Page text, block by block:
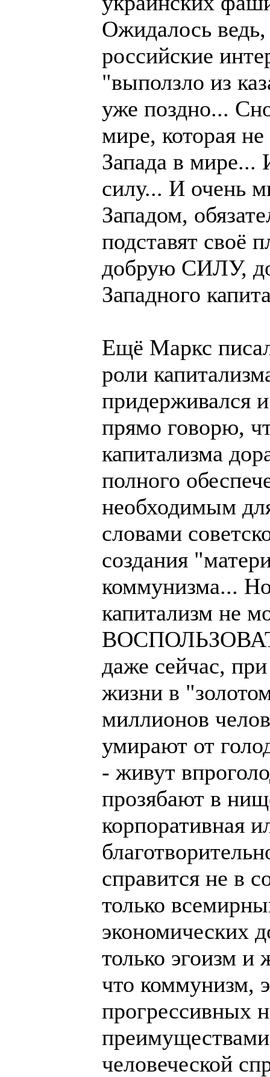
Ожидалось ведь,
российские
"выползло из
уже поздно...
мире, которая
Запада в
силу... И очень
Западом,
подставят своё
добрую СИЛУ,
Западного
Ещё Маркс
роли
придерживался
прямо говорю,
капитализма
полного
необходимым
словами
создания
коммунизма...
капитализм не
даже сейчас,
жизни в
миллионов
умирают от
- живут
прозябают в
корпоративная
справится не в
только
экономических
только эгоизм
что коммунизм,
прогрессивных
человеческой